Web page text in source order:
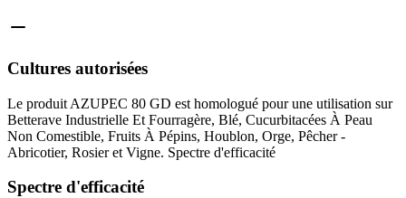
Cultures autorisées
Le produit AZUPEC 80 GD est homologué pour une utilisation sur
Betterave Industrielle Et Fourragère, Blé, Cucurbitacées À Peau
Non Comestible, Fruits À Pépins, Houblon, Orge, Pêcher -
Abricotier, Rosier et Vigne. Spectre d'efficacité
Spectre d'efficacité